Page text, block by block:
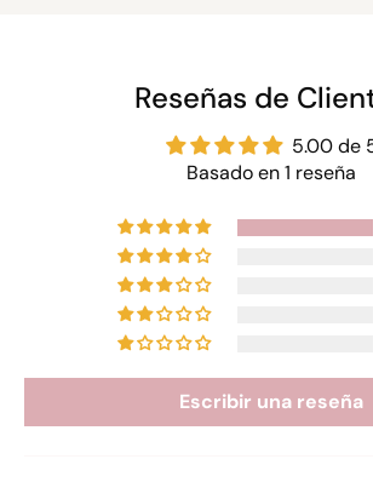
Reseñas de
5.00 de
Basado en 1 reseña
Escribir una reseña